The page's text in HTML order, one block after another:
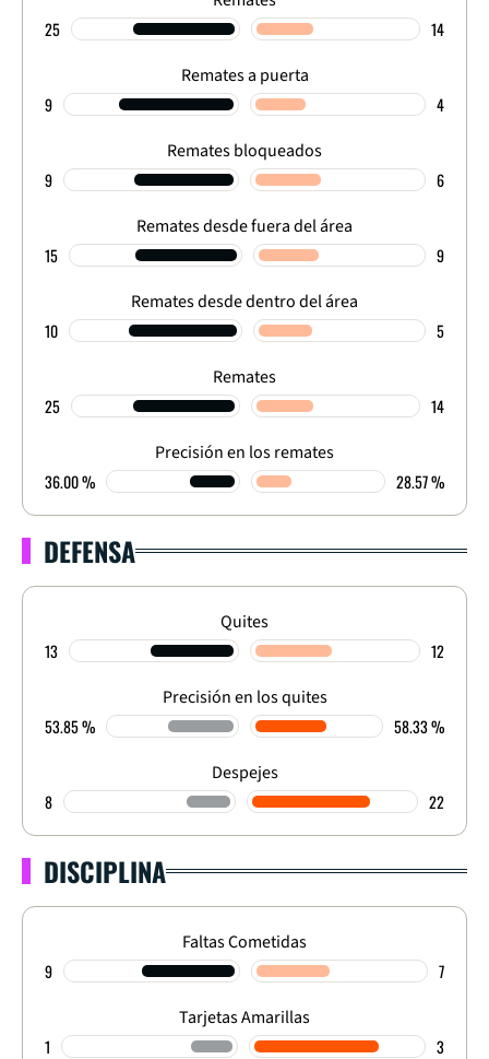
25 14
Remates a puerta
9 4
Remates bloqueados
9 6
Remates desde fuera del área
15 9
Remates desde dentro del área
10 5
Remates
25 14
Precisión en los remates
36.00 % 28.57 %
DEFENSA
Quites
13 12
Precisión en los quites
53.85 % 58.33 %
Despejes
8 22
DISCIPLINA
Faltas Cometidas
9 7
Tarjetas Amarillas
1 3